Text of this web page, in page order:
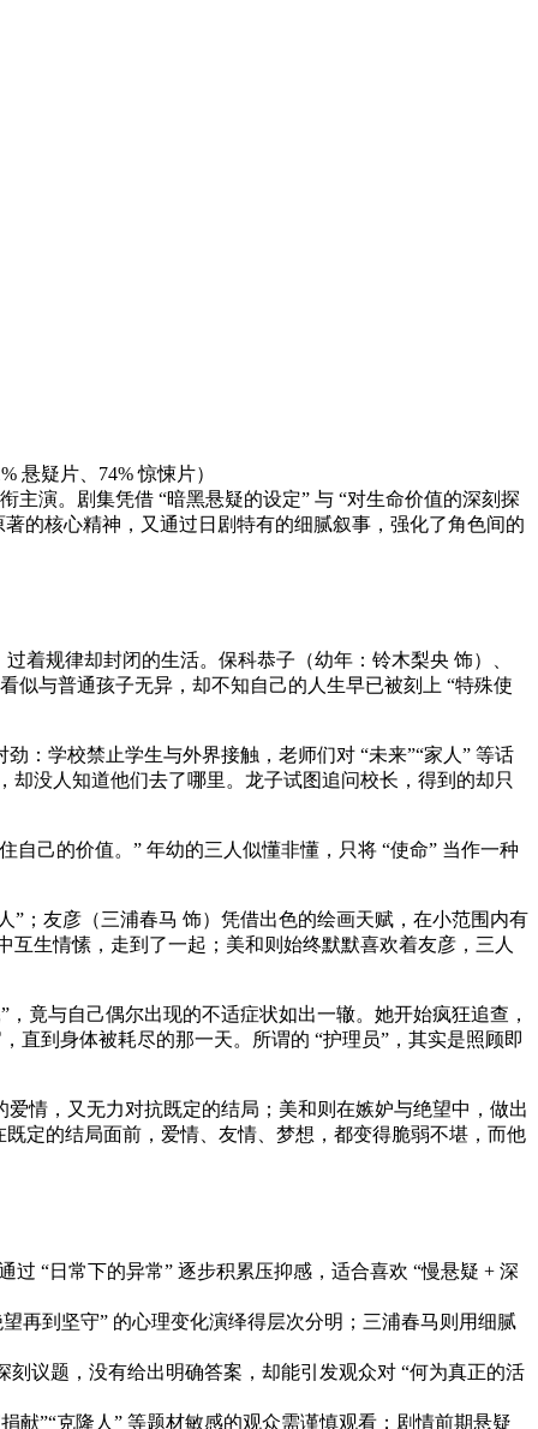
悬疑片、74% 惊悚片）
主演。剧集凭借 “暗黑悬疑的设定” 与 “对生命价值的深刻探
的核心精神，又通过日剧特有的细腻叙事，强化了角色间的
着规律却封闭的生活。保科恭子（幼年：铃木梨央 饰）、
似与普通孩子无异，却不知自己的人生早已被刻上 “特殊使
：学校禁止学生与外界接触，老师们对 “未来”“家人” 等话
没人知道他们去了哪里。龙子试图追问校长，得到的却只
己的价值。” 年幼的三人似懂非懂，只将 “使命” 当作一种
；友彦（三浦春马 饰）凭借出色的绘画天赋，在小范围内有
生情愫，走到了一起；美和则始终默默喜欢着友彦，三人
竟与自己偶尔出现的不适症状如出一辙。她开始疯狂追查，
直到身体被耗尽的那一天。所谓的 “护理员”，其实是照顾即
情，又无力对抗既定的结局；美和则在嫉妒与绝望中，做出
定的结局面前，爱情、友情、梦想，都变得脆弱不堪，而他
“日常下的异常” 逐步积累压抑感，适合喜欢 “慢悬疑 + 深
再到坚守” 的心理变化演绎得层次分明；三浦春马则用细腻
议题，没有给出明确答案，却能引发观众对 “何为真正的活
献”“克隆人” 等题材敏感的观众需谨慎观看；剧情前期悬疑